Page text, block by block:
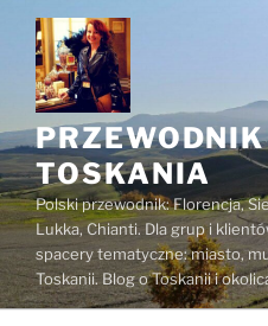
Przejdź
treści
TOSKANIA
Polski przewodnik: Florencja,
Lukka, Chianti. Dla grup i
spacery tematyczne: miasto,
Toskanii. Blog o Toskanii i